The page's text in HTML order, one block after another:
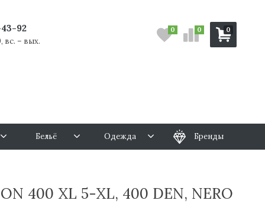
43-92
вс. – вых.
0
0 0
Бельё Одежда Бренды
400 XL 5-XL, 400 DEN, NERO